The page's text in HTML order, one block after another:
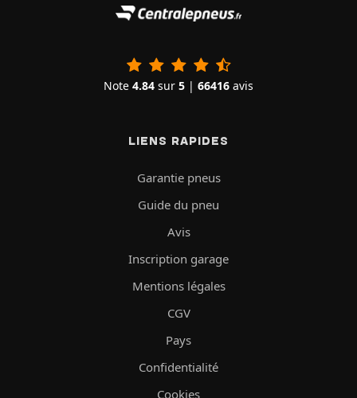
Note 4.84 sur 5 | 66416 avis
LIENS RAPIDES
Garantie pneus
Guide du pneu
Avis
Inscription garage
Mentions légales
CGV
Pays
Confidentialité
Cookies